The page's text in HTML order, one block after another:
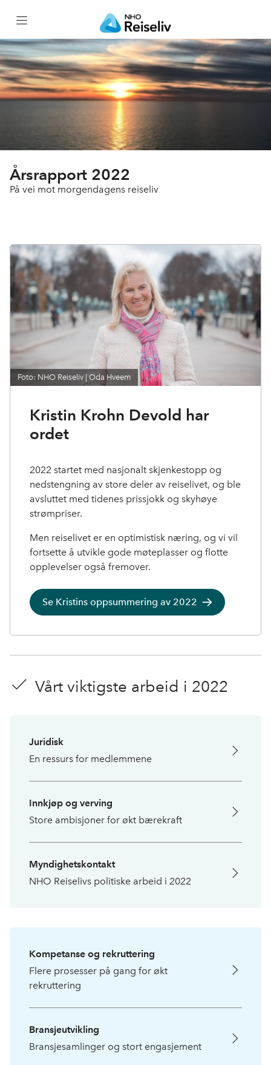
Årsrapport 2022
På vei mot morgendagens reiseliv
Forside
NHO Reiseliv i tall
Årsberetning og regnskap
Vårt viktigste arbeid i 2022
Foto: NHO Reiseliv | Oda Hveem
Kristin Krohn Devold har
ordet
2022 startet med nasjonalt skjenkestopp og
nedstengning av store deler av reiselivet, og ble
avsluttet med tidenes prissjokk og skyhøye
strømpriser.
Men reiselivet er en optimistisk næring, og vi vil
fortsette å utvikle gode møteplasser og flotte
opplevelser også fremover.
Se Kristins oppsummering av 2022
Vårt viktigste arbeid i 2022
Juridisk
En ressurs for medlemmene
Innkjøp og verving
Store ambisjoner for økt bærekraft
Myndighetskontakt
NHO Reiselivs politiske arbeid i 2022
Kompetanse og rekruttering
Flere prosesser på gang for økt
rekruttering
Bransjeutvikling
Bransjesamlinger og stort engasjement